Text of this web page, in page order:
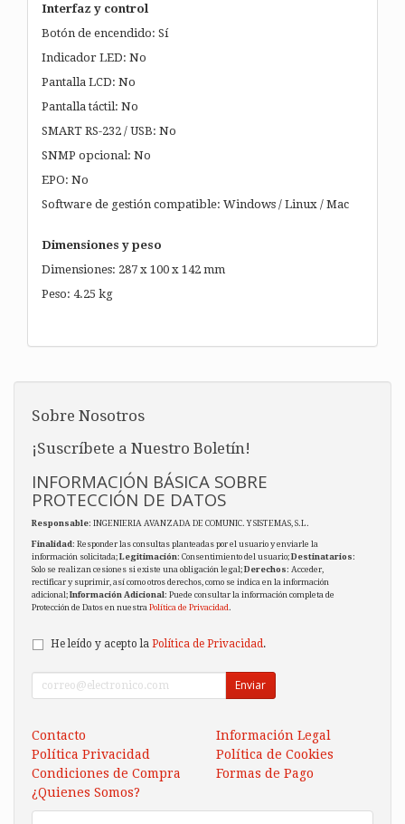
Interfaz y control
Botón de encendido: Sí
Indicador LED: No
Pantalla LCD: No
Pantalla táctil: No
SMART RS-232 / USB: No
SNMP opcional: No
EPO: No
Software de gestión compatible: Windows / Linux / Mac
Dimensiones y peso
Dimensiones: 287 x 100 x 142 mm
Peso: 4.25 kg
Sobre Nosotros
¡Suscríbete a Nuestro Boletín!
INFORMACIÓN BÁSICA SOBRE
PROTECCIÓN DE DATOS
Responsable: INGENIERIA AVANZADA DE COMUNIC. Y SISTEMAS, S.L.
Finalidad: Responder las consultas planteadas por el usuario y enviarle la
información solicitada;Legitimación: Consentimiento del usuario;Destinatarios:
Solo se realizan cesiones si existe una obligación legal;Derechos: Acceder,
rectificar y suprimir, así como otros derechos, como se indica en la información
adicional;Información Adicional: Puede consultar la información completa de
Protección de Datos en nuestra Política de Privacidad.
He leído y acepto la Política de Privacidad .
Enviar
Contacto
Información Legal
Política Privacidad
Política de Cookies
Condiciones de Compra
Formas de Pago
¿Quienes Somos?